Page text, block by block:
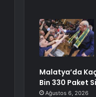
Malatya’da
Bin 330 Paket
Ağustos 6, 2026